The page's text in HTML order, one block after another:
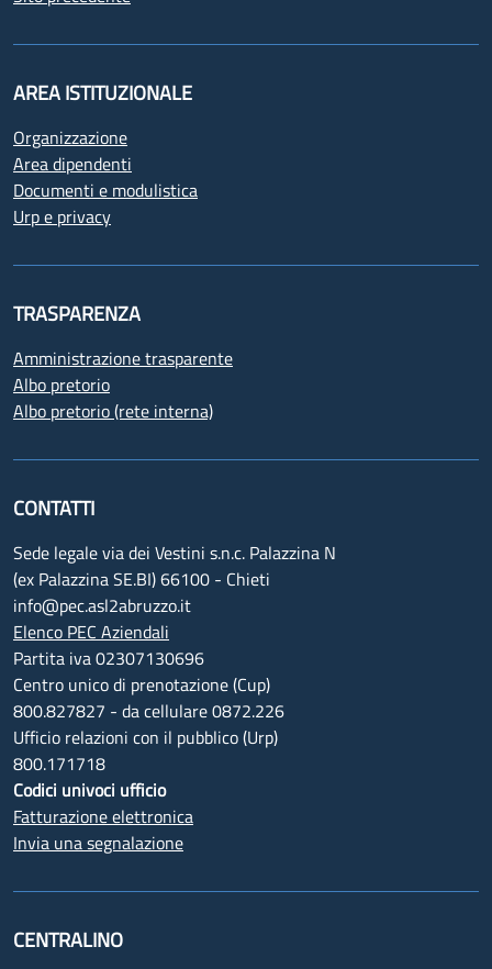
AREA ISTITUZIONALE
Organizzazione
Area dipendenti
Documenti e modulistica
Urp e privacy
TRASPARENZA
Amministrazione trasparente
Albo pretorio
Albo pretorio (rete interna)
CONTATTI
Sede legale via dei Vestini s.n.c. Palazzina N
(ex Palazzina SE.BI) 66100 - Chieti
info@pec.asl2abruzzo.it
Elenco PEC Aziendali
Partita iva 02307130696
Centro unico di prenotazione (Cup)
800.827827 - da cellulare 0872.226
Ufficio relazioni con il pubblico (Urp)
800.171718
Codici univoci ufficio
Fatturazione elettronica
Invia una segnalazione
CENTRALINO